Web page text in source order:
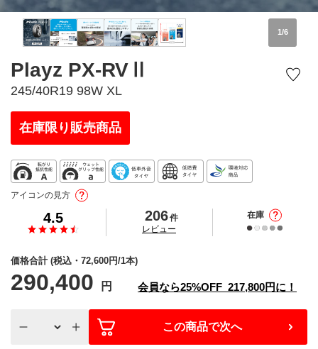
1/6
Playz PX-RVⅡ
245/40R19 98W XL
在庫限り販売商品
4.5 206件
の
レビュー
在庫
アイコンの見方
価格合計 (税込・ 72,600円/1本)
290,400 円 会員なら25%OFF 217,800円に！
この商品で次へ